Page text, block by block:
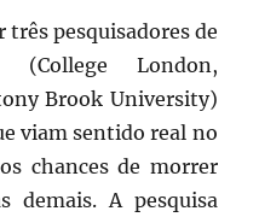
pesquisadores de
(College London,
Brook University)
viam sentido real no
chances de morrer
demais. A pesquisa